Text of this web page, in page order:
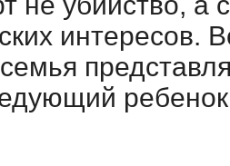
интересов.